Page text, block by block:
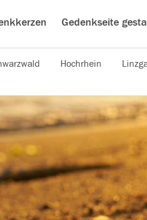
Gedenkseite
Hochrhein